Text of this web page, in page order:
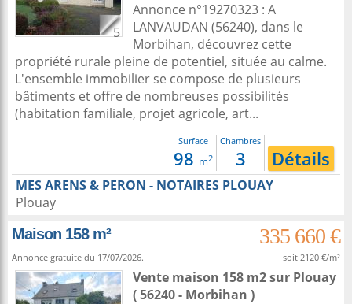
5
Annonce n°19270323 : A
LANVAUDAN (56240), dans le
Morbihan, découvrez cette
propriété rurale pleine de potentiel, située au calme.
L'ensemble immobilier se compose de plusieurs
bâtiments et offre de nombreuses possibilités
(habitation familiale, projet agricole, art...
Surface
98 m2
Chambres
3 Détails
MES ARENS & PERON - NOTAIRES PLOUAY
Plouay
Maison 158 m²
335 660 €
Annonce gratuite du 17/07/2026. soit 2120 €/m²
Vente maison 158 m2sur Plouay
( 56240 - Morbihan )